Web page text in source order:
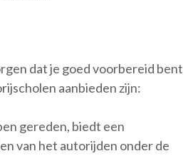
dat je goed voorbereid bent
aanbieden zijn:
gereden, biedt een
van het autorijden onder de